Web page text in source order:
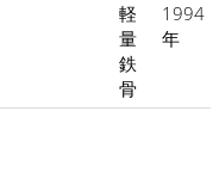
軽
量
鉄
骨
1994
年